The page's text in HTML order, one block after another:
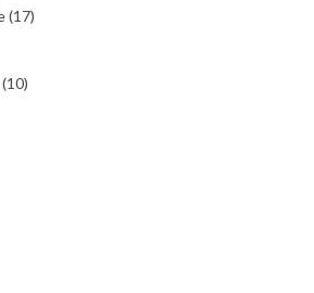
(17)
(10)